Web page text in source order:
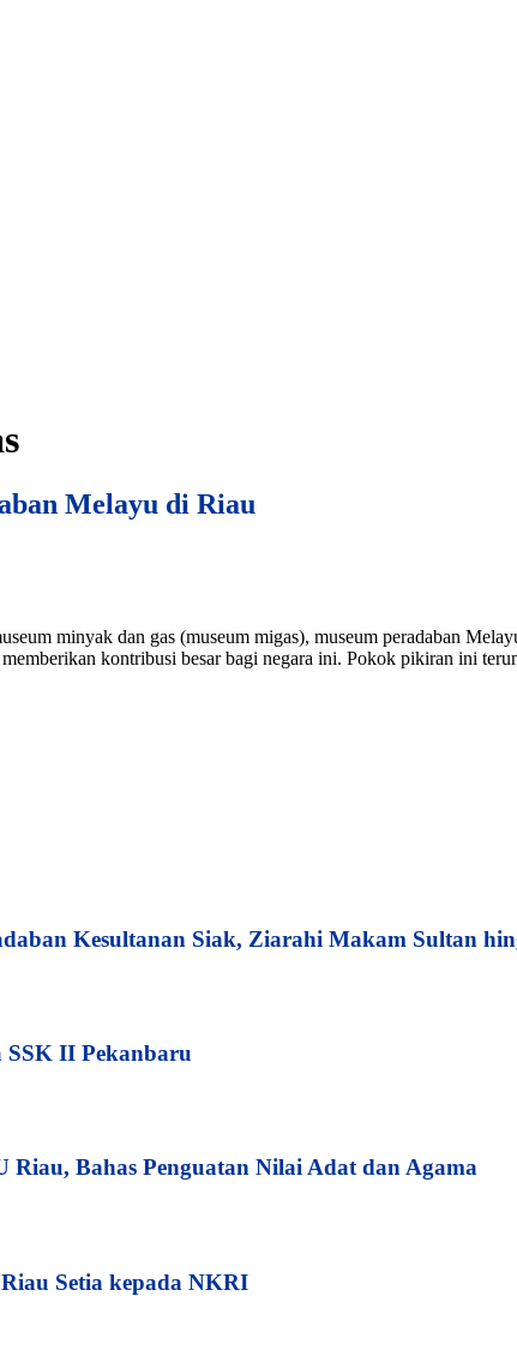
Melayu di Riau
minyak dan gas (museum migas), museum peradaban
kontribusi besar bagi negara ini. Pokok pikiran ini
Kesultanan Siak, Ziarahi Makam Sultan
II Pekanbaru
Bahas Penguatan Nilai Adat dan Agama
Setia kepada NKRI